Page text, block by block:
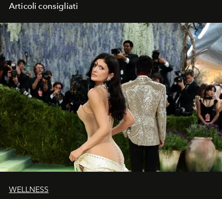
Articoli consigliati
WELLNESS